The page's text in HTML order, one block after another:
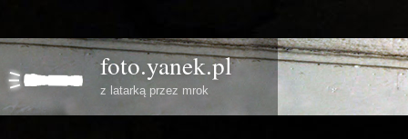
foto.yanek.pl
z latarką przez mrok